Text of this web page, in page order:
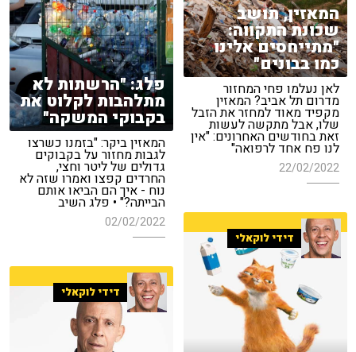
המאזין, תושב
שכונת התקווה:
"מתייחסים אלינו
כמו בבונים"
לאן נעלמו פחי המחזור
מדרום תל אביב? המאזין
מקפיד מאוד למחזר את הזבל
שלו, אבל מתקשה לעשות
זאת בחודשים האחרונים: "אין
לנו פח אחד לרפואה"
22/02/2022
פלג: "הרשתות לא
מתלהבות לקלוט את
בקבוקי המשקה"
המאזין ביקר: "בזמנו כשרצו
לגבות מחזור על בקבוקים
גדולים של ליטר וחצי,
החרדים קפצו ואמרו שזה לא
נוח - איך הם הביאו אותם
הבייתה?" • פלג השיב
02/02/2022
דידי לוקאלי
דידי לוקאלי